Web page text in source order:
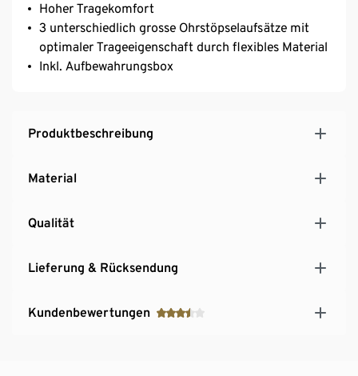
Hoher Tragekomfort
3 unterschiedlich grosse Ohrstöpselaufsätze mit
optimaler Trageeigenschaft durch flexibles Material
Inkl. Aufbewahrungsbox
Produktbeschreibung
Material
Qualität
Lieferung & Rücksendung
Kundenbewertungen